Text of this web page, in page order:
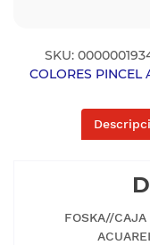
SKU:
COLORES PINCEL
FOSKA//